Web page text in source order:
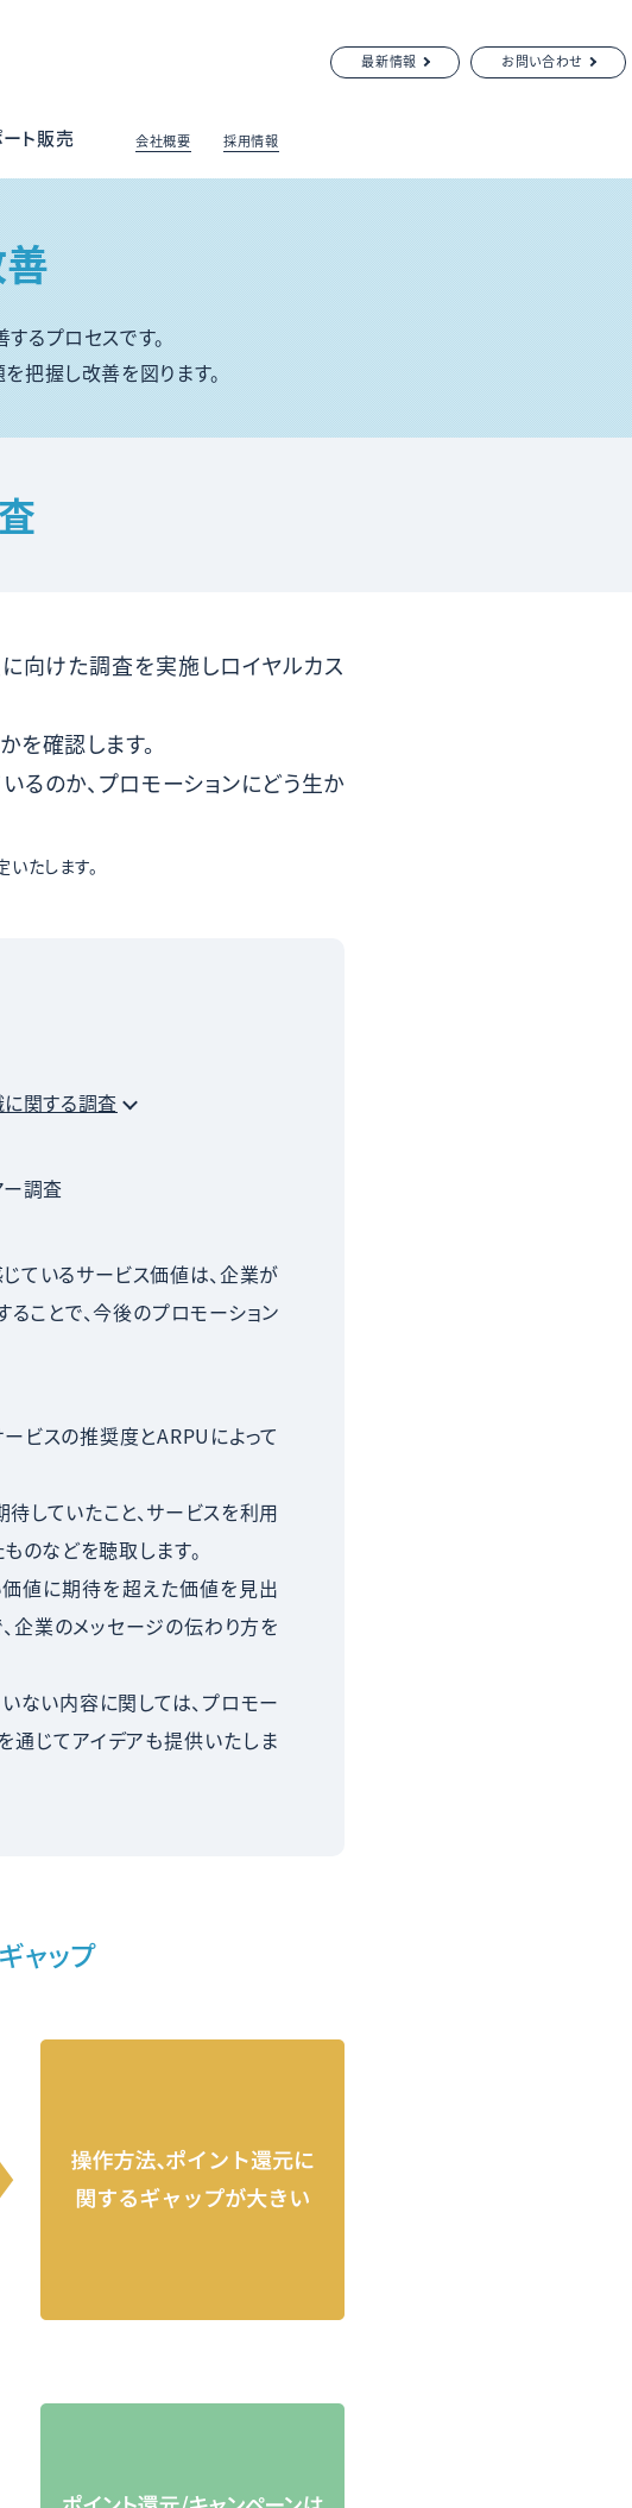
ト販売 会社概要 採用情報
最新情報 お問い合わせ
るプロセスです。
把握し改善を図ります。
向けた調査を実施しロイヤルカス
確認します。
るのか、プロモーションにどう生か
たします。
関する調査
調査
ているサービス価値は、企業が
ことで、今後のプロモーション
ビスの推奨度とARPUによって
していたこと、サービスを利用
のなどを聴取します。
値に期待を超えた価値を見出
企業のメッセージの伝わり方を
ない内容に関しては、プロモー
通じてアイデアも提供いたしま
ャップ